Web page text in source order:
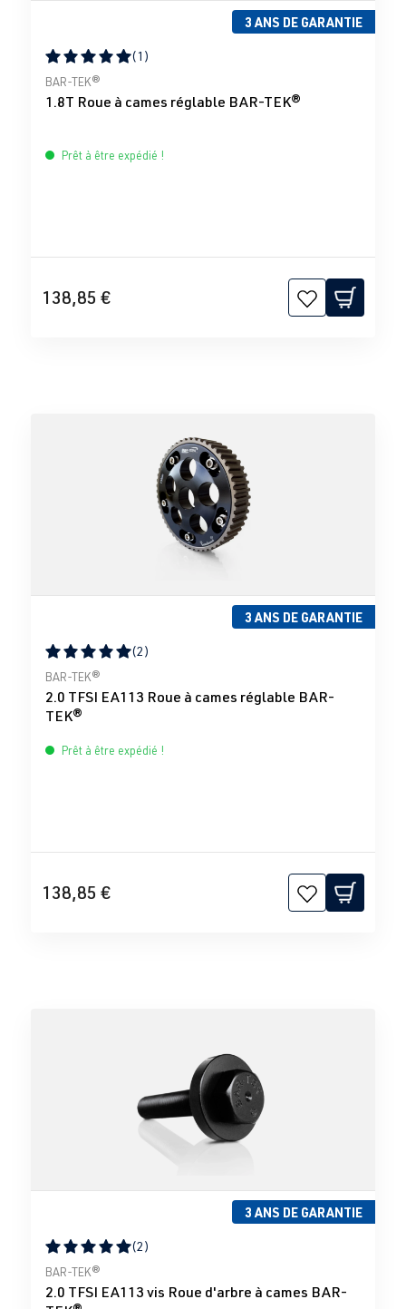
3 ANS DE GARANTIE
Note moyenne de 5 sur 5 étoiles
(1)
BAR-TEK®
1.8T Roue à cames réglable BAR-TEK®
Prêt à être expédié !
138,85 €
3 ANS DE GARANTIE
Note moyenne de 5 sur 5 étoiles
(2)
BAR-TEK®
2.0 TFSI EA113 Roue à cames réglable BAR-
TEK®
Prêt à être expédié !
138,85 €
3 ANS DE GARANTIE
Note moyenne de 5 sur 5 étoiles
(2)
BAR-TEK®
2.0 TFSI EA113 vis Roue d'arbre à cames BAR-